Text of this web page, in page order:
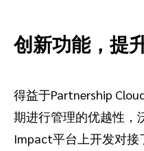
创新功能，提
得益于Partnership
期进行管理的优越性，
Impact平台上开发对